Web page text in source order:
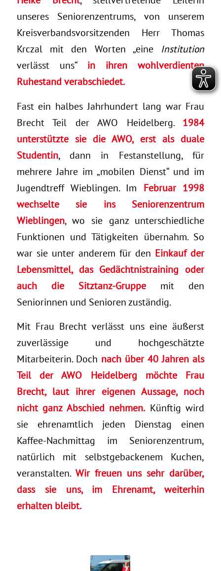
unseres Seniorenzentrums, von unserem
Kreisverbandsvorsitzenden Herr Thomas
Krczal mit den Worten „eine Institution
verlässt uns“ in ihren wohlverdienten
Ruhestand verabschiedet.
Fast ein halbes Jahrhundert lang war Frau
Brecht Teil der AWO Heidelberg. 1984
unterstützte sie die AWO, erst als duale
Studentin, dann in Festanstellung, für
mehrere Jahre im „mobilen Dienst“ und im
Jugendtreff Wieblingen. Im Februar 1998
wechselte sie ins Seniorenzentrum
Wieblingen, wo sie ganz unterschiedliche
Funktionen und Tätigkeiten übernahm. So
war sie unter anderem für den Einkauf der
Lebensmittel, das Gedächtnistraining oder
auch die Sitztanz-Gruppe mit den
Seniorinnen und Senioren zuständig.
Mit Frau Brecht verlässt uns eine äußerst
zuverlässige und hochgeschätzte
Mitarbeiterin. Doch nach über 40 Jahren als
Teil der AWO Heidelberg möchte Frau
Brecht, laut ihrer eigenen Aussage, noch
nicht ganz Abschied nehmen. Künftig wird
sie ehrenamtlich jeden Dienstag einen
Kaffee-Nachmittag im Seniorenzentrum,
natürlich mit selbstgebackenem Kuchen,
veranstalten. Wir freuen uns sehr darüber,
dass sie uns, im Ehrenamt, weiterhin
erhalten bleibt.